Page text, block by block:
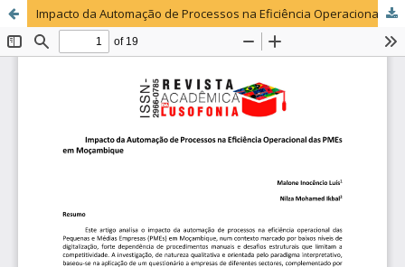
Impacto da Automação de Processos na Eficiência Operacional das PMEs em Moçambique